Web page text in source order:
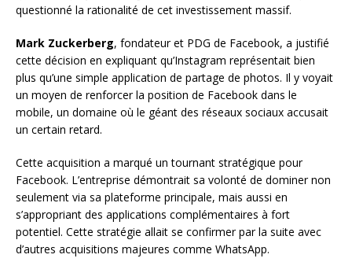
questionné la rationalité de cet investissement massif.
Mark Zuckerberg, fondateur et PDG de Facebook, a justifié
cette décision en expliquant qu’Instagram représentait bien
plus qu’une simple application de partage de photos. Il y voyait
un moyen de renforcer la position de Facebook dans le
mobile, un domaine où le géant des réseaux sociaux accusait
un certain retard.
Cette acquisition a marqué un tournant stratégique pour
Facebook. L’entreprise démontrait sa volonté de dominer non
seulement via sa plateforme principale, mais aussi en
s’appropriant des applications complémentaires à fort
potentiel. Cette stratégie allait se confirmer par la suite avec
d’autres acquisitions majeures comme WhatsApp.